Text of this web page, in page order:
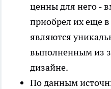
ценны для него -
приобрел их еще в
являются
выполненным из
дизайне.
По данным